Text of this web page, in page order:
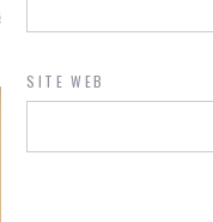
je ne parle presque que
SITE WEB